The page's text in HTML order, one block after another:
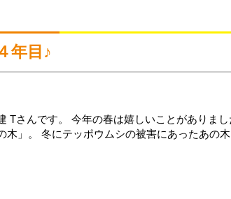
年目♪
Tさんです。 今年の春は嬉しいことがありま
木」。 冬にテッポウムシの被害にあったあの